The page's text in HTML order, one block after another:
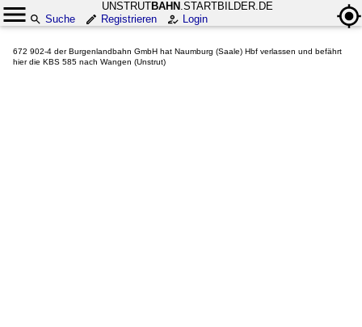
UNSTRUTBAHN .STARTBILDER.DE
Suche
Registrieren Login
672 902-4 der Burgenlandbahn GmbH hat Naumburg (Saale) Hbf verlassen und befährt
hier die KBS 585 nach Wangen (Unstrut)